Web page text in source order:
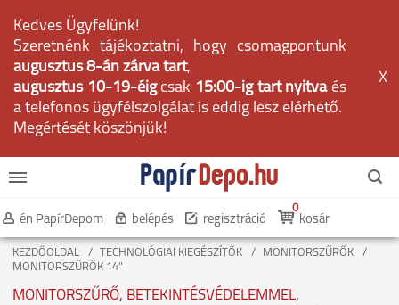
Kedves Ügyfelünk!
Szeretnénk tájékoztatni, hogy csomagpontunk
augusztus 8-án zárva tart,
augusztus 10-19-éig csak 15:00-ig tart nyitvaés
a telefonos ügyfélszolgálat is eddig lesz elérhető.
Megértését köszönjük!
X
én PapírDepom belépés regisztráció kosár
0
KEZDŐOLDAL TECHNOLÓGIAI KIEGÉSZÍTŐK
MONITORSZŰRŐK
MONITORSZŰRŐK 14"
MONITORSZŰRŐ, BETEKINTÉSVÉDELEMMEL,